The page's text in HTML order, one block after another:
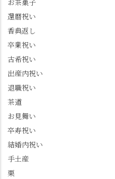
グルメをメインに発
信。お店選びの参考な
どにご利用いただける
の情報を詳しく知りた
い人は、下記アカウン
トもあわせてチェック
@sense_nagaokakyo 長岡
京市観光協会
@nagaokakyo_tourism ふ
@furufuru_nagaokakyo
お茶菓子
還暦祝い
香典返し
卒業祝い
古希祝い
出産内祝い
退職祝い
茶道
お見舞い
卒寿祝い
結婚内祝い
手土産
栗